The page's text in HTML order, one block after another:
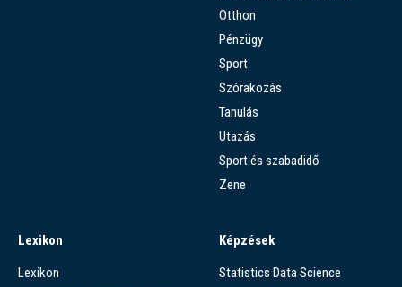
Otthon
Pénzügy
Sport
Szórakozás
Tanulás
Utazás
Sport és szabadidő
Zene
Lexikon
Lexikon
Képzések
Statistics Data Science